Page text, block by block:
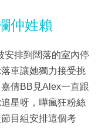
仲姓賴
安排到闊落的室內停
車讓她獨力接受挑
倩BB見Alex一直跟
星呀，嘩瘋狂粉絲
目組安排這個考